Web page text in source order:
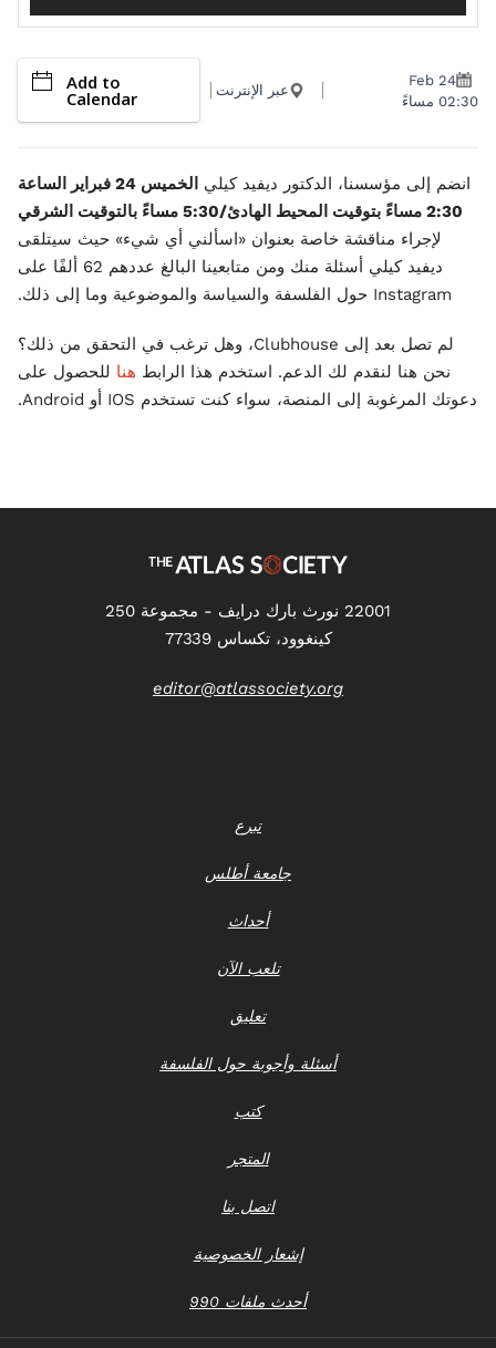
Feb 24
02:30 مساءً
عبر الإنترنت Add to
Calendar
انضم إلى مؤسسنا، الدكتور ديفيد كيلي
الخميس 24 فبراير الساعة
2:30 مساءً بتوقيت المحيط الهادئ/5:30 مساءً بالتوقيت الشرقي
لإجراء مناقشة خاصة بعنوان «اسألني أي شيء» حيث سيتلقى
ديفيد كيلي أسئلة منك ومن متابعينا البالغ عددهم 62 ألفًا على
Instagram حول الفلسفة والسياسة والموضوعية وما إلى ذلك.
لم تصل بعد إلى Clubhouse، وهل ترغب في التحقق من ذلك؟
نحن هنا لنقدم لك الدعم. استخدم هذا الرابط هنا للحصول على
دعوتك المرغوبة إلى المنصة، سواء كنت تستخدم IOS أو Android.
22001 نورث بارك درايف - مجموعة 250
كينغوود، تكساس 77339
editor@atlassociety.org
تبرع
جامعة أطلس
أحداث
تلعب الآن
تعليق
أسئلة وأجوبة حول الفلسفة
كتب
المتجر
اتصل بنا
إشعار الخصوصية
أحدث ملفات 990